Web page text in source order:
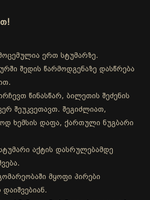
ერთ სტუმარზე.
შედის წარმოდგენაზე დასწრება
წინასწარ, ბილეთის შეძენის
შეუკვეთავთ. შეგიძლიათ,
ხემსის დაფა, ქართული ნუგბარი
აქტის დასრულებამდე
მყოფი პირები